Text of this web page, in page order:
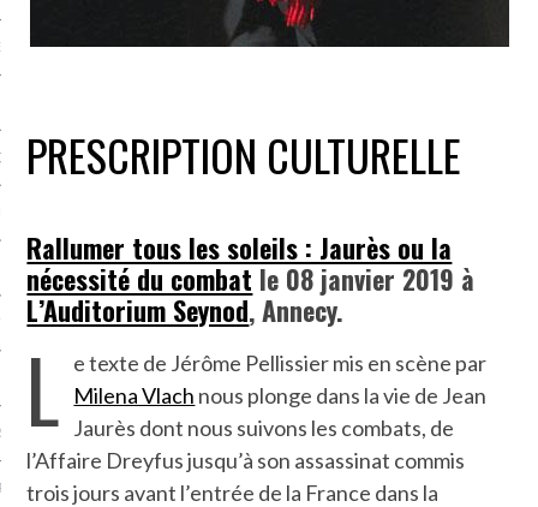
EN VOD
PRESCRIPTION CULTURELLE
Rallumer tous les soleils : Jaurès ou la
nécessité du combat le 08 janvier 2019 à
L’Auditorium Seynod, Annecy.
L e texte de Jérôme Pellissier mis en scène par
Milena Vlach nous plonge dans la vie de Jean
Jaurès dont nous suivons les combats, de
l’Affaire Dreyfus jusqu’à son assassinat commis
trois jours avant l’entrée de la France dans la